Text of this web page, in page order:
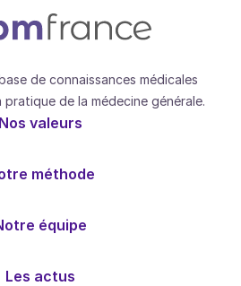
de connaissances médicales
de la médecine générale.
Nos valeurs
méthode
équipe
Les actus